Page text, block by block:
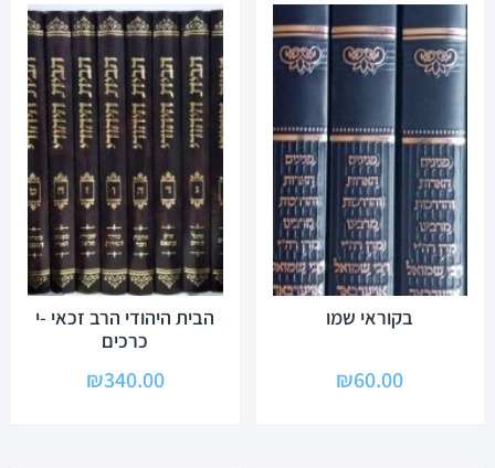
בקוראי שמו
₪60.00
הבית היהודי הרב זכאי -י
כרכים
₪340.00